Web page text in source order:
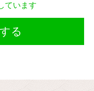
ています
る